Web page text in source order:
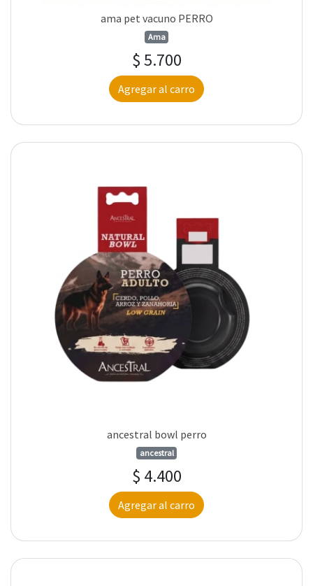
ama pet vacuno PERRO
Ama
$ 5.700
Agregar al carro
ancestral bowl perro
ancestral
$ 4.400
Agregar al carro